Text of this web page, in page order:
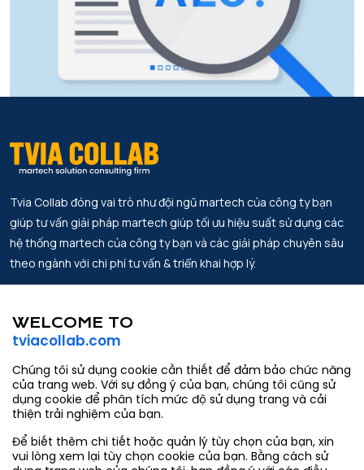
Tvia Collab đóng vai trò như đội ngũ martech của công ty bạn
giúp tư vấn giải pháp martech giúp tối ưu hiệu suất sử dụng các
hệ thống martech của công ty bạn và các giải pháp chuyên sâu
theo ngành với chi phí tư vấn & triển khai hợp lý.
Đối tác
Liên hệ
Email.
contact@tviacollab.com
hang.tran@tviacollab.com
Số điện thoại.
933403565
WELCOME TO
tviacollab.com
Chúng tôi sử dụng cookie cần thiết để đảm bảo chức năng
của trang web. Với sự đồng ý của bạn, chúng tôi cũng sử
dụng cookie để phân tích mức độ sử dụng trang và cải
thiện trải nghiệm của bạn.
Để biết thêm chi tiết hoặc quản lý tùy chọn của bạn, xin
vui lòng xem lại tùy chọn cookie của bạn. Bằng cách sử